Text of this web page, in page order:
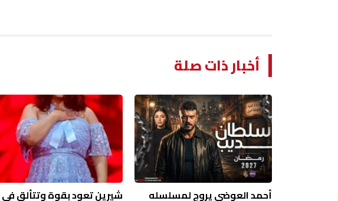
أخبار ذات صلة
أحمد العوضي يروج لمسلسله شيرين تعود بقوة وتتألق في